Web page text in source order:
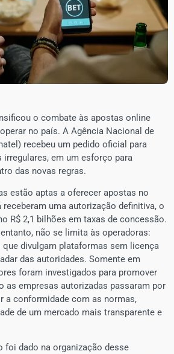
o combate às apostas online
no país. A Agência Nacional de
recebeu um pedido oficial para
irregulares, em um esforço para
das novas regras.
estão aptas a oferecer apostas no
receberam uma autorização definitiva, o
R$ 2,1 bilhões em taxas de concessão.
não se limita às operadoras:
divulgam plataformas sem licença
das autoridades. Somente em
foram investigados para promover
as empresas autorizadas passaram por
a conformidade com as normas,
de um mercado mais transparente e
foi dado na organização desse